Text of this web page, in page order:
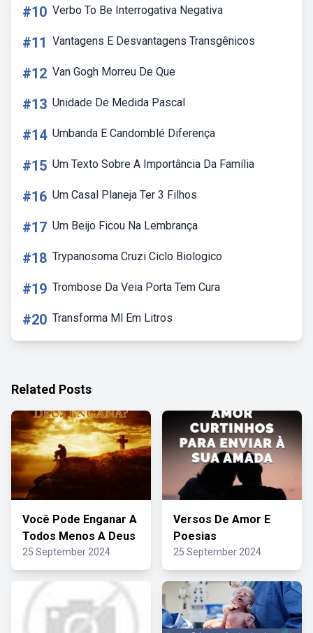
#10 Verbo To Be Interrogativa Negativa
#11 Vantagens E Desvantagens Transgênicos
#12 Van Gogh Morreu De Que
#13 Unidade De Medida Pascal
#14 Umbanda E Candomblé Diferença
#15 Um Texto Sobre A Importância Da Família
#16 Um Casal Planeja Ter 3 Filhos
#17 Um Beijo Ficou Na Lembrança
#18 Trypanosoma Cruzi Ciclo Biologico
#19 Trombose Da Veia Porta Tem Cura
#20 Transforma Ml Em Litros
Related Posts
Você Pode Enganar A
Todos Menos A Deus
25 September 2024
Versos De Amor E
Poesias
25 September 2024